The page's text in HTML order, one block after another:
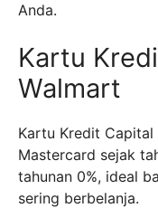
Anda.
Kartu
Walmart
Kartu Kredit
Mastercard sejak
tahunan 0%, ideal
sering berbelanja.